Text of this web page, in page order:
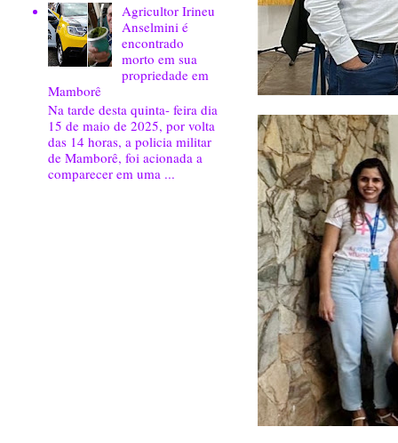
Agricultor Irineu
Anselmini é
encontrado
morto em sua
propriedade em
Mamborê
Na tarde desta quinta- feira dia
15 de maio de 2025, por volta
das 14 horas, a policia militar
de Mamborê, foi acionada a
comparecer em uma ...